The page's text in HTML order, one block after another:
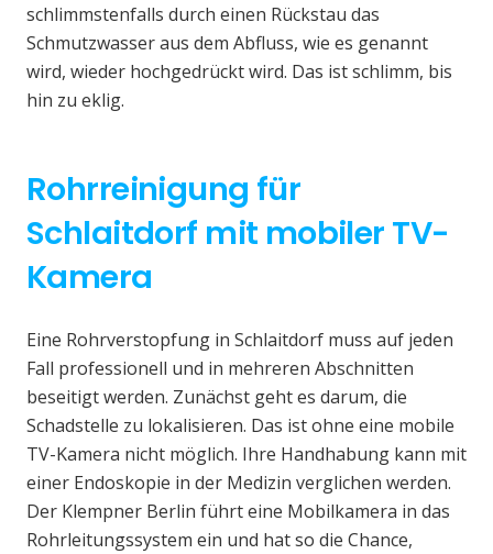
schlimmstenfalls durch einen Rückstau das
Schmutzwasser aus dem Abfluss, wie es genannt
wird, wieder hochgedrückt wird. Das ist schlimm, bis
hin zu eklig.
Rohrreinigung für
Schlaitdorf mit mobiler TV-
Kamera
Eine Rohrverstopfung in Schlaitdorf muss auf jeden
Fall professionell und in mehreren Abschnitten
beseitigt werden. Zunächst geht es darum, die
Schadstelle zu lokalisieren. Das ist ohne eine mobile
TV-Kamera nicht möglich. Ihre Handhabung kann mit
einer Endoskopie in der Medizin verglichen werden.
Der Klempner Berlin führt eine Mobilkamera in das
Rohrleitungssystem ein und hat so die Chance,